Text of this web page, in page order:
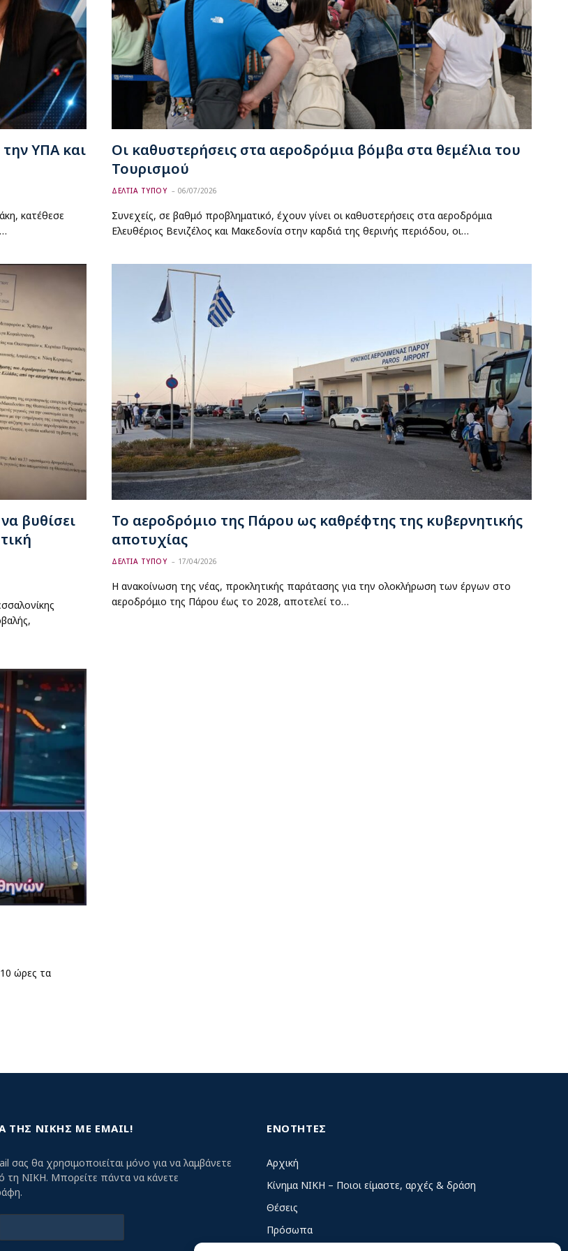
ΥΠΑ και
κατέθεσε
Οι καθυστερήσεις στα αεροδρόμια βόμβα στα θεμέλια του
Τουρισμού
ΔΕΛΤΙΑ ΤΥΠΟΥ 06/07/2026
Συνεχείς, σε βαθμό προβληματικό, έχουν γίνει οι καθυστερήσεις στα αεροδρόμια
Ελευθέριος Βενιζέλος και Μακεδονία στην καρδιά της θερινής περιόδου, οι…
βυθίσει
Το αεροδρόμιο της Πάρου ως καθρέφτης της κυβερνητικής
αποτυχίας
ΔΕΛΤΙΑ ΤΥΠΟΥ 17/04/2026
Η ανακοίνωση της νέας, προκλητικής παράτασης για την ολοκλήρωση των έργων στο
αεροδρόμιο της Πάρου έως το 2028, αποτελεί το…
ώρες τα
ΤΗΣ ΝΙΚΗΣ ΜΕ EMAIL!
σας θα χρησιμοποιείται μόνο για να λαμβάνετε
τη ΝΙΚΗ. Μπορείτε πάντα να κάνετε
ΕΝΟΤΗΤΕΣ
Αρχική
Κίνημα ΝΙΚΗ – Ποιοι είμαστε, αρχές & δράση
Θέσεις
Πρόσωπα